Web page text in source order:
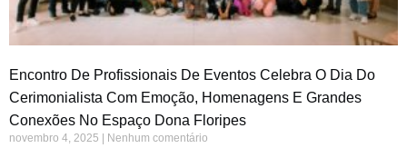
Encontro De Profissionais De Eventos Celebra O Dia Do
Cerimonialista Com Emoção, Homenagens E Grandes
Conexões No Espaço Dona Floripes
novembro 4, 2025 Nenhum comentário